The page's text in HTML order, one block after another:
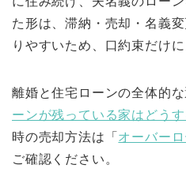
た形は、滞納・売却・名義
りやすいため、口約束だけ
離婚と住宅ローンの全体的
ーンが残っている家はどうす
時の売却方法は「 オーバー
ご確認ください。